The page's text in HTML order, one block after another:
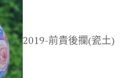
2019-前貴後攔(瓷土)